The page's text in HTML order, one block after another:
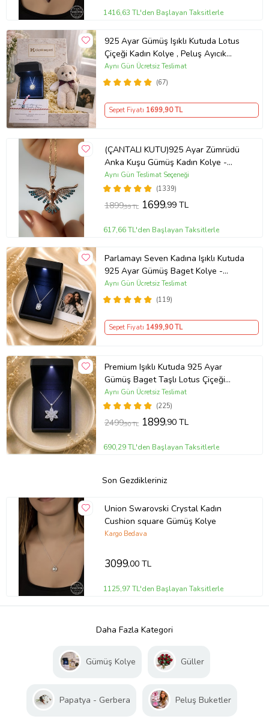
1416,63 TL'den Başlayan Taksitlerle
925 Ayar Gümüş Işıklı Kutuda Lotus
Çiçeği Kadın Kolye , Peluş Ayıcık
Anahtarlık Marteniçka Bileklik,
Polaroid Fotoğraf Hediye
(67)
Aynı Gün Ücretsiz Teslimat
Sepet Fiyatı 1699,90 TL
(ÇANTALI KUTU)925 Ayar Zümrüdü
Anka Kuşu Gümüş Kadın Kolye -
MAVİ
(1339)
Aynı Gün Teslimat Seçeneği
1899,99 TL 1699,99 TL
617,66 TL'den Başlayan Taksitlerle
Parlamayı Seven Kadına Işıklı Kutuda
925 Ayar Gümüş Baget Kolye -
Kişiye Özel Fotoğraf Hediye
(119)
Aynı Gün Ücretsiz Teslimat
Sepet Fiyatı 1499,90 TL
Premium Işıklı Kutuda 925 Ayar
Gümüş Baget Taşlı Lotus Çiçeği
Kolye
(225)
Aynı Gün Ücretsiz Teslimat
2499,90 TL 1899,90 TL
690,29 TL'den Başlayan Taksitlerle
Son Gezdikleriniz
Union Swarovski Crystal Kadın
Cushion square Gümüş Kolye
Kargo Bedava
3099,00 TL
1125,97 TL'den Başlayan Taksitlerle
Daha Fazla Kategori
Gümüş Kolye Güller
Papatya - Gerbera Peluş Buketler